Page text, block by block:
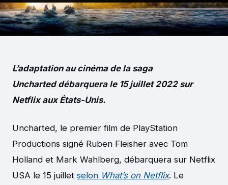
L’adaptation au cinéma de la saga
Uncharted débarquera le 15 juillet 2022 sur
Netflix aux États-Unis.
Uncharted, le premier film de PlayStation
Productions signé Ruben Fleisher avec Tom
Holland et Mark Wahlberg, débarquera sur Netflix
USA le 15 juillet selon What’s on Netflix. Le